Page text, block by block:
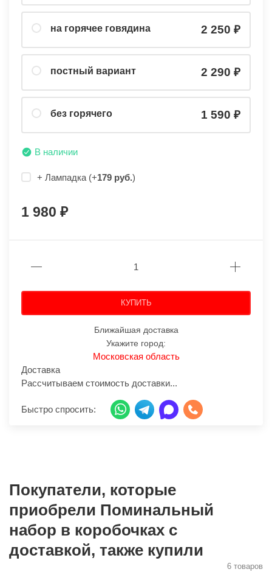
на горячее говядина 2 250
постный вариант 2 290
без горячего 1 590
В наличии
+ Лампадка (+179 руб.)
1 980
КУПИТЬ
Ближайшая доставка
Укажите город:
Московская область
Доставка
Рассчитываем стоимость доставки...
Быстро спросить:
Покупатели, которые
приобрели Поминальный
набор в коробочках с
доставкой, также купили
6 товаров